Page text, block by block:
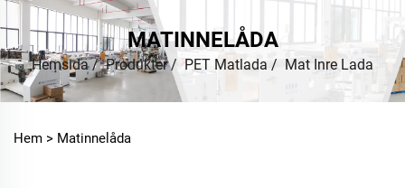
MATINNELÅDA
Hemsida/Produkter/PET Matlada/ Mat Inre Lada
Hem > Matinnelåda